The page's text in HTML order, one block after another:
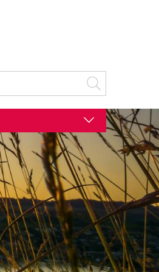
Suche starten